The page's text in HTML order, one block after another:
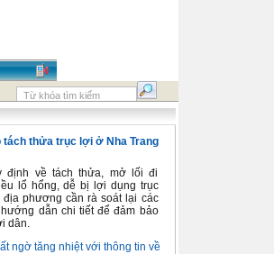
tách thửa trục lợi ở Nha Trang
định về tách thửa, mở lối đi
lổ hổng, dễ bị lợi dụng trục
địa phương cần rà soát lại các
dẫn chi tiết để đảm bảo
dân.
ngờ tăng nhiệt với thông tin về